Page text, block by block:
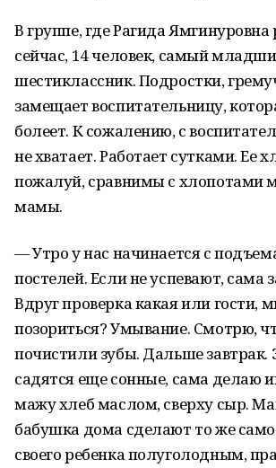
В группе, где Рагида Ямгинуровна
сейчас, 14 человек, самый
шестиклассник. Подростки,
замещает воспитательницу,
болеет. К сожалению, с
не хватает. Работает сутками. Ее
пожалуй, сравнимы с хлопотами
мамы.
— Утро у нас начинается с
постелей. Если не успевают, сама
Вдруг проверка какая или гости,
позориться? Умывание. Смотрю,
почистили зубы. Дальше завтрак.
садятся еще сонные, сама делаю
мажу хлеб маслом, сверху сыр.
бабушка дома сделают то же
своего ребенка полуголодным,